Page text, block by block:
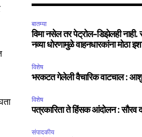
बातम्या
विमा नसेल तर पेट्रोल-डिझेलही नाही.
नव्या धोरणामुळे वाहनधारकांना मोठा
विशेष
भरकटत गेलेली वैचारिक वाटचाल :
विशेष
पत्रकारिता ते हिंसक आंदोलन : सौरव
संपादकीय